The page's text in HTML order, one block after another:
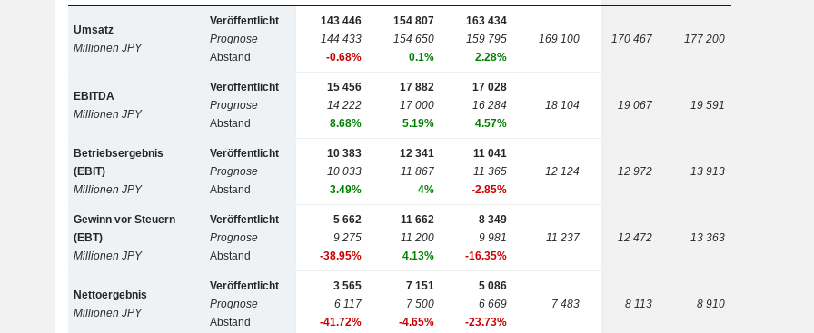
Umsatz
Millionen JPY
Veröffentlicht
Prognose
Abstand
143 446
144 433
-0.68%
154 807
154 650
0.1%
163 434
159 795
2.28%
169 100 170 467 177 200
EBITDA
Millionen JPY
Veröffentlicht
Prognose
Abstand
15 456
14 222
8.68%
17 882
17 000
5.19%
17 028
16 284
4.57%
18 104 19 067 19 591
Betriebsergebnis
(EBIT)
Millionen JPY
Veröffentlicht
Prognose
Abstand
10 383
10 033
3.49%
12 341
11 867
4%
11 041
11 365
-2.85%
12 124 12 972 13 913
Gewinn vor Steuern
(EBT)
Millionen JPY
Veröffentlicht
Prognose
Abstand
5 662
9 275
-38.95%
11 662
11 200
4.13%
8 349
9 981
-16.35%
11 237 12 472 13 363
Nettoergebnis
Millionen JPY
Veröffentlicht
Prognose
Abstand
3 565
6 117
-41.72%
7 151
7 500
-4.65%
5 086
6 669
-23.73%
7 483 8 113 8 910